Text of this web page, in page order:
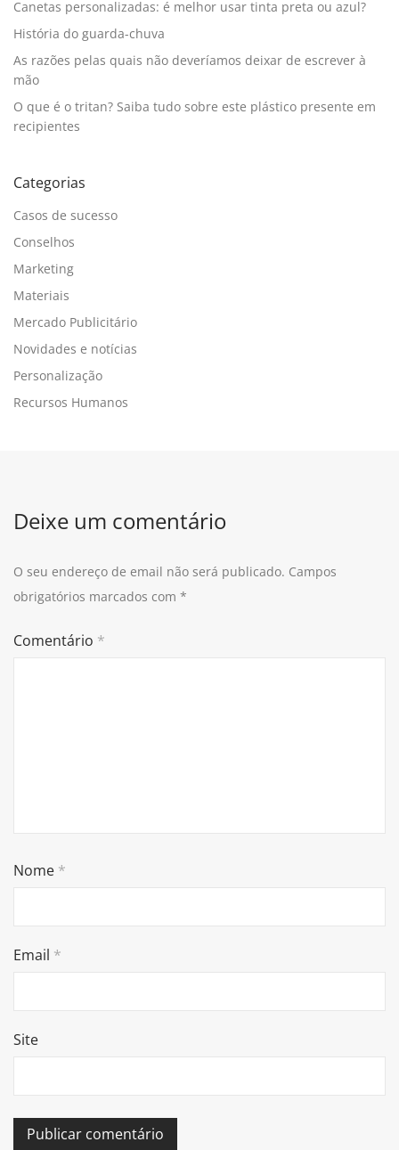
Canetas personalizadas: é melhor usar tinta preta ou azul?
História do guarda-chuva
As razões pelas quais não deveríamos deixar de escrever à
mão
O que é o tritan? Saiba tudo sobre este plástico presente em
recipientes
Categorias
Casos de sucesso
Conselhos
Marketing
Materiais
Mercado Publicitário
Novidades e notícias
Personalização
Recursos Humanos
Deixe um comentário
O seu endereço de email não será publicado. Campos
obrigatórios marcados com *
Comentário *
Nome *
Email *
Site